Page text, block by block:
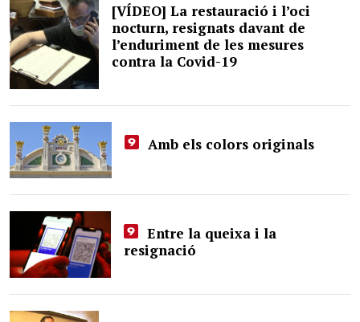
[VÍDEO] La restauració i l’oci
nocturn, resignats davant de
l’enduriment de les mesures
contra la Covid-19
Amb els colors originals
Entre la queixa i la
resignació